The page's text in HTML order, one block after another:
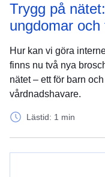
Trygg på
ungdomar och
Hur kan vi göra
finns nu två nya
nätet – ett för barn
vårdnadshavare.
Lästid: 1 min